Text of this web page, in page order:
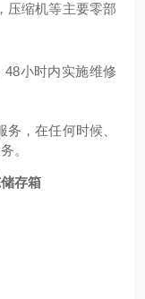
压缩机等主要零部
48小时内实施维修
务，在任何时候、
。
存箱